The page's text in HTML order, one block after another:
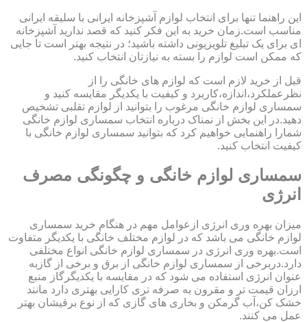
این راهنما تنها برای انتخاب لوازم آشپزخانه ایرانی با سلیقه ایرانی
مناسب است.زمان خرید به این فکر کنید که قصد ندارید آشپزخانه
ای برای یک تبلیغ تلویزیونی داشته باشید؛ در نتیجه بهتر است تا جایی
که ممکن است لوازم را بسته به نیازتان انتخاب کنید.
قبل از خرید لازم است که لوازم های خانگی را از
نظرعملکرد،اندازه،کاربرد و کیفیت با یکدیگر مقایسه کنید و
سمساری لوازم خانگی مرغوب را بتوانید از لوازم تقلبی تشخیص
دهید.در این بخش از نمناک درباره انتخاب سمساری لوازم خانگی
شمارا راهنمایی خواهیم کرد که بتوانید سمساری لوازم خانگی با
کیفیت انتخاب کنید.
سمساری لوازم خانگی و چگونگی مصرف
انرژی
میزان بهره وری انرژی ازعوامل مهم در هنگام خرید سمساری
لوازم خانگی می باشد که در لوازم مختلف خانگی با یکدیگر متفاوت
است.بهره وری انرژی در سمساری لوازم خانگی انواع مختلفی
دارد.دربرخی از سمساری لوازم خانگی از برق و برخی از گازبه
عنوان انرژی استفاده می شود که در مقایسه با یکدیگرگاز منبع
ارزان قیمت تر و مقرون به صرفه تری کارایی بهتری دارد مانند
خشک کن،آب گرمکن و بخاری های گازی که از نوع برقیشان بهتر
عمل می کنند.